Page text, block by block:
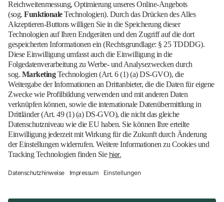
BarrierefreiBlog
EN
KontaktNewsletterDownloads
ImpressumDatenschutzCookies
Erklärung zur BarrierefreiheitBarrierefrei